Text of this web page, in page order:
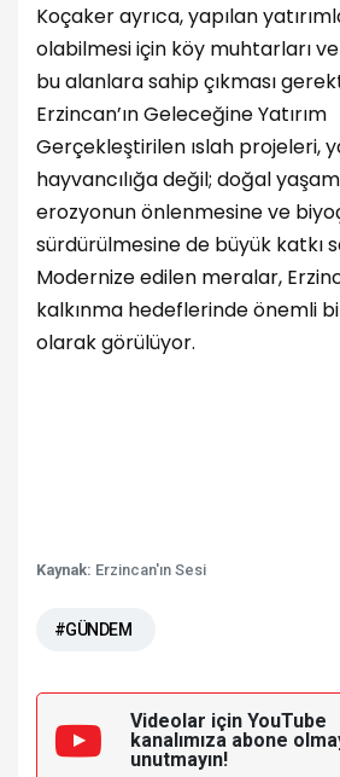
Koçaker ayrıca, yapılan
olabilmesi için köy muhtarları
bu alanlara sahip çıkması
Erzincan’ın Geleceğine Yatırım
Gerçekleştirilen ıslah projeleri,
hayvancılığa değil; doğal
erozyonun önlenmesine ve
sürdürülmesine de büyük katkı
Modernize edilen meralar,
kalkınma hedeflerinde önemli
olarak görülüyor.
Kaynak: Erzincan'ın Sesi
#GÜNDEM
Videolar için YouTube
kanalımıza abone
unutmayın!